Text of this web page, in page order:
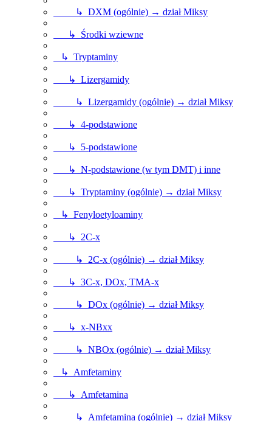
↳ DXM (ogólnie) → dział Miksy
↳ Środki wziewne
↳ Tryptaminy
↳ Lizergamidy
↳ Lizergamidy (ogólnie) → dział Miksy
↳ 4-podstawione
↳ 5-podstawione
↳ N-podstawione (w tym DMT) i inne
↳ Tryptaminy (ogólnie) → dział Miksy
↳ Fenyloetyloaminy
↳ 2C-x
↳ 2C-x (ogólnie) → dział Miksy
↳ 3C-x, DOx, TMA-x
↳ DOx (ogólnie) → dział Miksy
↳ x-NBxx
↳ NBOx (ogólnie) → dział Miksy
↳ Amfetaminy
↳ Amfetamina
↳ Amfetamina (ogólnie) → dział Miksy